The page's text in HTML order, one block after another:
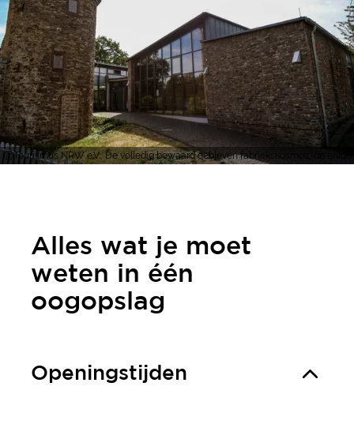
Tourismus NRW e.V., De volledig bewaard gebleven fabriekskosmos, de
Alles wat je moet
weten in één
oogopslag
Openingstijden